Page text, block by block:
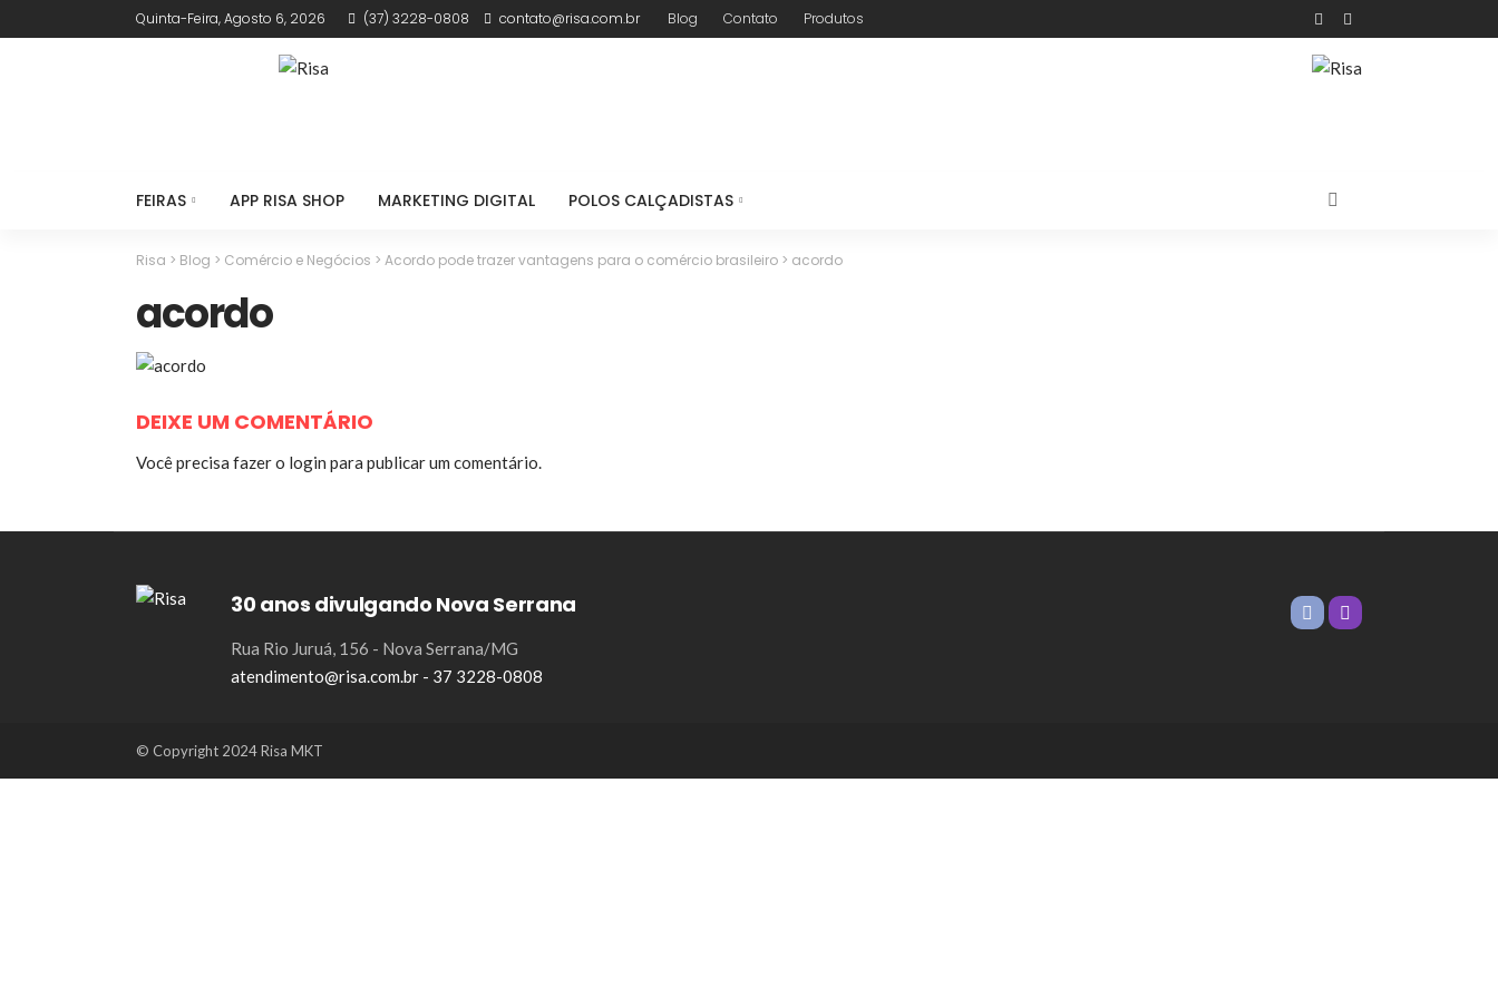
Quinta-Feira, Agosto 6, 2026 (37) 3228-0808 contato@risa.com.br Blog Contato Produtos
FEIRAS APP RISA SHOP MARKETING DIGITAL POLOS CALÇADISTAS
Risa > Blog > Comércio e Negócios > Acordo pode trazer vantagens para o comércio brasileiro > acordo
acordo
DEIXE UM COMENTÁRIO
Você precisa fazer o login para publicar um comentário.
30 anos divulgando Nova Serrana
Rua Rio Juruá, 156 - Nova Serrana/MG
atendimento@risa.com.br - 37 3228-0808
© Copyright 2024 Risa MKT